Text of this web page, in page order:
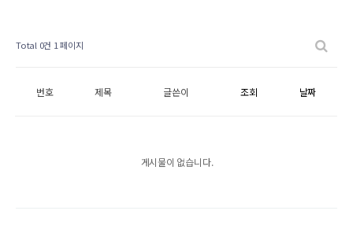
Total 0건 1 페이지
번호 제목 글쓴이 조회 날짜
게시물이 없습니다.